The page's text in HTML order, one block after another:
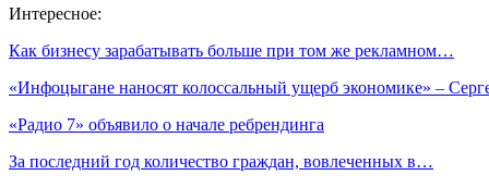
Интересное:
Как бизнесу зарабатывать больше при том же рекламном…
«Инфоцыгане наносят колоссальный ущерб экономике» –
«Радио 7» объявило о начале ребрендинга
За последний год количество граждан, вовлеченных в…